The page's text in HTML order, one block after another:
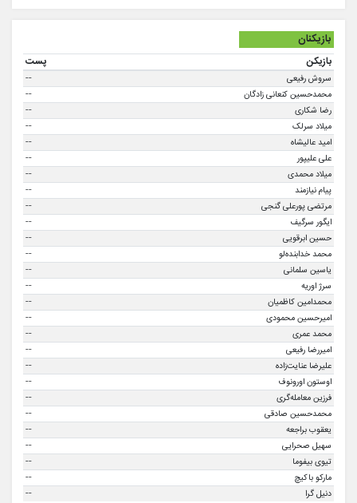
بازیکنان
بازیکن پست
سروش رفیعی --
محمدحسین کنعانی زادگان --
رضا شکاری --
میلاد سرلک --
امید عالیشاه --
علی علیپور --
میلاد محمدی --
پیام نیازمند --
مرتضی پورعلی گنجی --
ایگور سرگیف --
حسین ابرقویی --
محمد خدابنده‌لو --
یاسین سلمانی --
سرژ اوریه --
محمدامین کاظمیان --
امیرحسین محمودی --
محمد عمری --
امیررضا رفیعی --
علیرضا عنایت‌زاده --
اوستون اورونوف --
فرزین معامله‌گری --
محمدحسین صادقی --
یعقوب براجعه --
سهیل صحرایی --
تیوی بیفوما --
مارکو باکیچ --
دنیل گرا --